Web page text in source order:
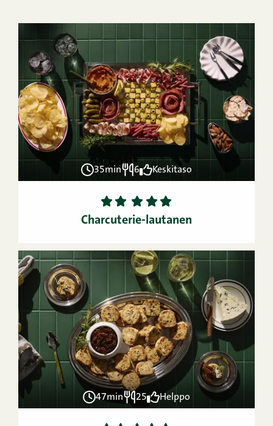
35min 6 Keskitaso
1 2 3 4
5
Charcuterie-lautanen
47min 25 Helppo